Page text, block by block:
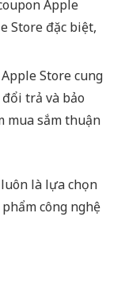
Apple
Store đặc biệt,
Store cung
trả và bảo
mua sắm thuận
là lựa chọn
công nghệ